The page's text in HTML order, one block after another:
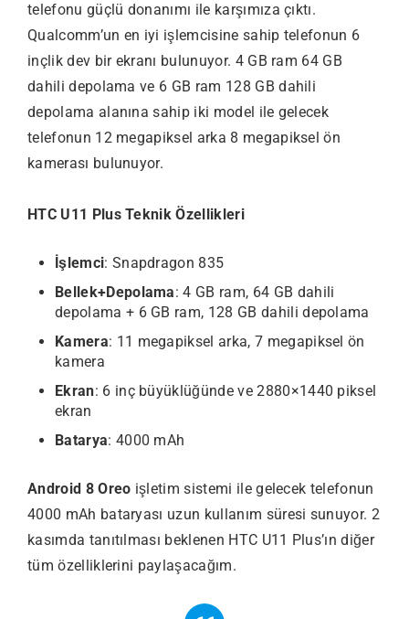
telefonu güçlü donanımı ile karşımıza çıktı.
Qualcomm’un en iyi işlemcisine sahip telefonun 6
inçlik dev bir ekranı bulunuyor. 4 GB ram 64 GB
dahili depolama ve 6 GB ram 128 GB dahili
depolama alanına sahip iki model ile gelecek
telefonun 12 megapiksel arka 8 megapiksel ön
kamerası bulunuyor.
HTC U11 Plus Teknik Özellikleri
İşlemci: Snapdragon 835
Bellek+Depolama: 4 GB ram, 64 GB dahili
depolama + 6 GB ram, 128 GB dahili depolama
Kamera: 11 megapiksel arka, 7 megapiksel ön
kamera
Ekran: 6 inç büyüklüğünde ve 2880×1440 piksel
ekran
Batarya: 4000 mAh
Android 8 Oreo işletim sistemi ile gelecek telefonun
4000 mAh bataryası uzun kullanım süresi sunuyor. 2
kasımda tanıtılması beklenen HTC U11 Plus’ın diğer
tüm özelliklerini paylaşacağım.